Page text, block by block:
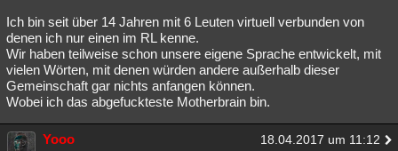
Ich bin seit über 14 Jahren mit 6 Leuten virtuell verbunden von
denen ich nur einen im RL kenne.
Wir haben teilweise schon unsere eigene Sprache entwickelt, mit
vielen Wörten, mit denen würden andere außerhalb dieser
Gemeinschaft gar nichts anfangen können.
Wobei ich das abgefuckteste Motherbrain bin.
Yooo 18.04.2017 um 11:12